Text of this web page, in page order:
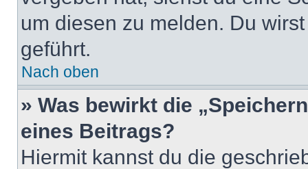
um diesen zu melden. Du
geführt.
Nach oben
» Was bewirkt die
eines Beitrags?
Hiermit kannst du die